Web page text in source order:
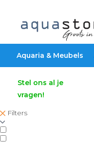
Aquaria & Meubels
Stel ons al je
vragen!
Filters